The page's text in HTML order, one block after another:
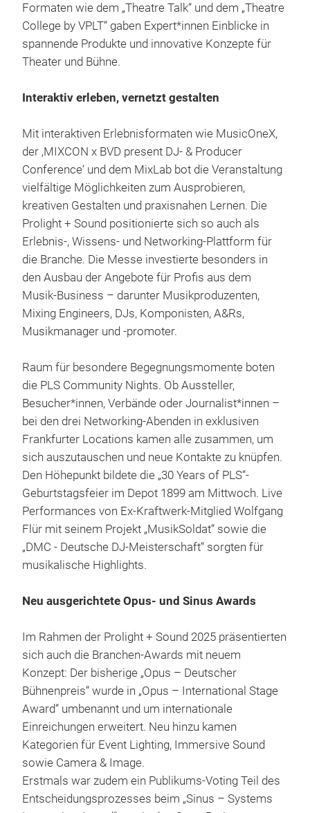
Formaten wie dem „Theatre Talk“ und dem „Theatre
College by VPLT“ gaben Expert*innen Einblicke in
spannende Produkte und innovative Konzepte für
Theater und Bühne.
Interaktiv erleben, vernetzt gestalten
Mit interaktiven Erlebnisformaten wie MusicOneX,
der ‚MIXCON x BVD present DJ- & Producer
Conference‘ und dem MixLab bot die Veranstaltung
vielfältige Möglichkeiten zum Ausprobieren,
kreativen Gestalten und praxisnahen Lernen. Die
Prolight + Sound positionierte sich so auch als
Erlebnis-, Wissens- und Networking-Plattform für
die Branche. Die Messe investierte besonders in
den Ausbau der Angebote für Profis aus dem
Musik-Business – darunter Musikproduzenten,
Mixing Engineers, DJs, Komponisten, A&Rs,
Musikmanager und -promoter.
Raum für besondere Begegnungsmomente boten
die PLS Community Nights. Ob Aussteller,
Besucher*innen, Verbände oder Journalist*innen –
bei den drei Networking-Abenden in exklusiven
Frankfurter Locations kamen alle zusammen, um
sich auszutauschen und neue Kontakte zu knüpfen.
Den Höhepunkt bildete die „30 Years of PLS“-
Geburtstagsfeier im Depot 1899 am Mittwoch. Live
Performances von Ex-Kraftwerk-Mitglied Wolfgang
Flür mit seinem Projekt „MusikSoldat“ sowie die
„DMC - Deutsche DJ-Meisterschaft“ sorgten für
musikalische Highlights.
Neu ausgerichtete Opus- und Sinus Awards
Im Rahmen der Prolight + Sound 2025 präsentierten
sich auch die Branchen-Awards mit neuem
Konzept: Der bisherige „Opus – Deutscher
Bühnenpreis“ wurde in „Opus – International Stage
Award“ umbenannt und um internationale
Einreichungen erweitert. Neu hinzu kamen
Kategorien für Event Lighting, Immersive Sound
sowie Camera & Image.
Erstmals war zudem ein Publikums-Voting Teil des
Entscheidungsprozesses beim „Sinus – Systems